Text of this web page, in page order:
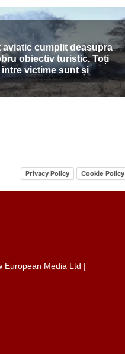
Privacy Policy Cookie Policy
European Media Ltd |